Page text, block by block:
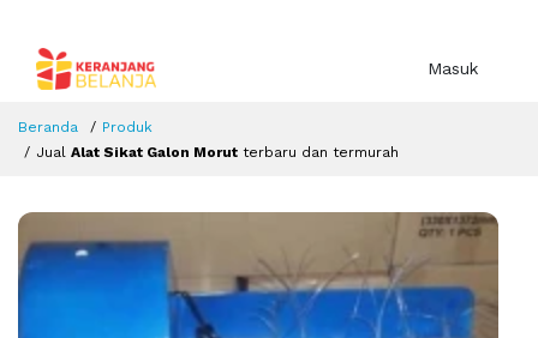
Masuk
Beranda
Produk
Jual Alat Sikat Galon Morut terbaru dan termurah